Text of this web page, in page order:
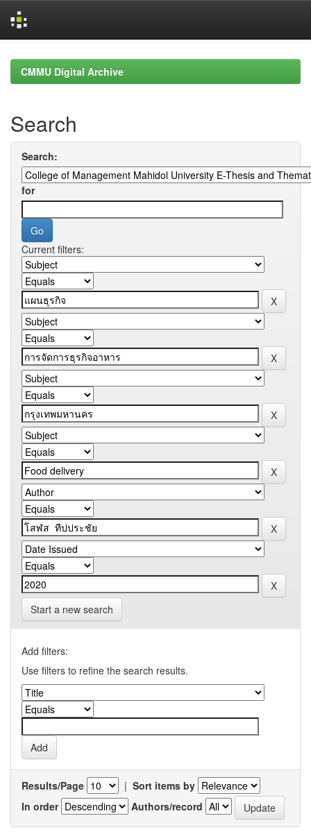
navigationCMMU Digital Archive
Search
Search:
for
Current filters:
Start a new search
Add filters:
Use filters to refine the search results.
Results/Page | Sort items by
In order
Authors/record